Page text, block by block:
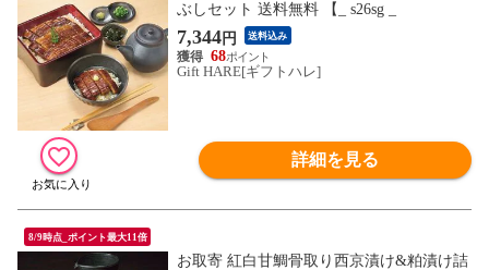
ぶしセット 送料無料 【_ s26sg _
7,344円 送料込み
68
Gift HARE[ギフトハレ]
詳細を見る
8/9時点_ポイント最大11倍
お取寄 紅白甘鯛骨取り西京漬け&粕漬け詰